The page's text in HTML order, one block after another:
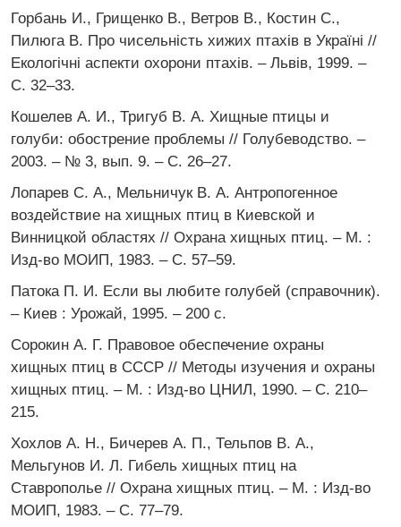
Горбань И., Грищенко В., Ветров В., Костин С.,
Пилюга В. Про чисельність хижих птахів в Україні //
Екологічні аспекти охорони птахів. – Львів, 1999. –
С. 32–33.
Кошелев А. И., Тригуб В. А. Хищные птицы и
голуби: обострение проблемы // Голубеводство. –
2003. – № 3, вып. 9. – С. 26–27.
Лопарев С. А., Мельничук В. А. Антропогенное
воздействие на хищных птиц в Киевской и
Винницкой областях // Охрана хищных птиц. – М. :
Изд-во МОИП, 1983. – С. 57–59.
Патока П. И. Если вы любите голубей (справочник).
– Киев : Урожай, 1995. – 200 с.
Сорокин А. Г. Правовое обеспечение охраны
хищных птиц в СССР // Методы изучения и охраны
хищных птиц. – М. : Изд-во ЦНИЛ, 1990. – С. 210–
215.
Хохлов А. Н., Бичерев А. П., Тельпов В. А.,
Мельгунов И. Л. Гибель хищных птиц на
Ставрополье // Охрана хищных птиц. – М. : Изд-во
МОИП, 1983. – С. 77–79.